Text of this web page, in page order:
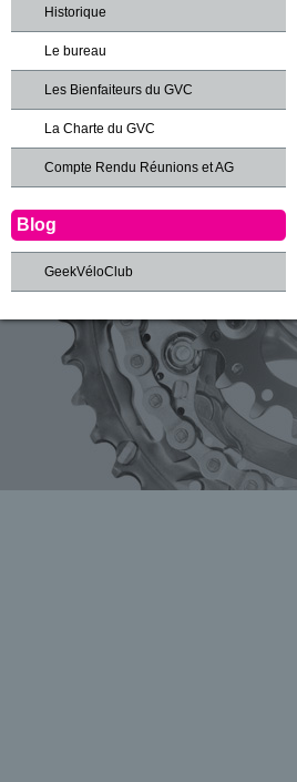
Historique
Le bureau
Les Bienfaiteurs du GVC
La Charte du GVC
Compte Rendu Réunions et AG
Blog
GeekVéloClub